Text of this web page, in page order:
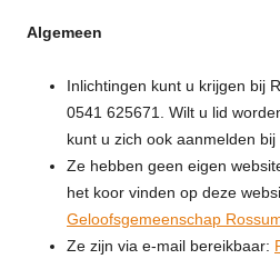
Algemeen
Inlichtingen kunt u krijgen bij
0541 625671. Wilt u lid
kunt u zich ook aanmelden bij
Ze hebben geen eigen
het koor vinden op deze
Geloofsgemeenschap
Ze zijn via e-mail bereikbaar: